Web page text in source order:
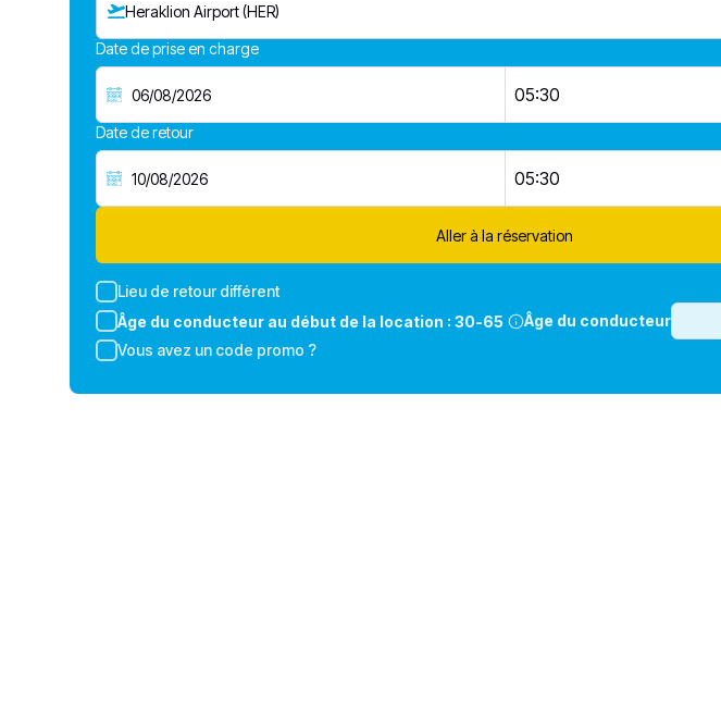
Heraklion Airport (HER)
Date de prise en charge
05:30
Date de retour
05:30
Aller à la réservation
Lieu de retour différent
Âge du conducteur au début de la location : 30-65
Âge du conducteur
Vous avez un code promo ?